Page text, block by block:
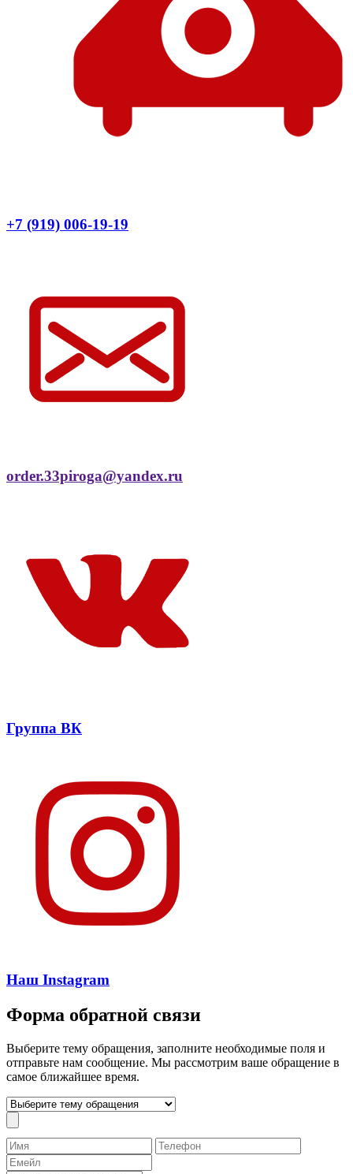
+7 (919) 006-19-19
order.33piroga@yandex.ru
Группа ВК
Наш Instagram
Форма обратной связи
Выберите тему обращения, заполните необходимые поля и
отправьте нам сообщение. Мы рассмотрим ваше обращение в
самое ближайшее время.